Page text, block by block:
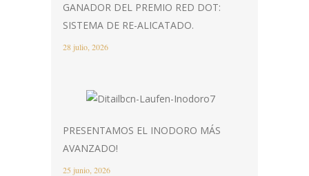
GANADOR DEL PREMIO RED DOT:
SISTEMA DE RE-ALICATADO.
28 julio, 2026
PRESENTAMOS EL INODORO MÁS
AVANZADO!
25 junio, 2026